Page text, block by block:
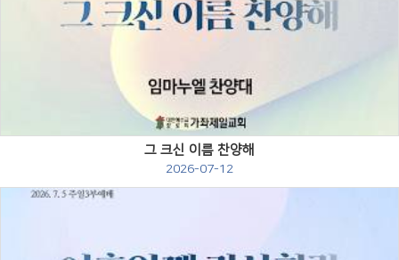
그 크신 이름 찬양해
2026-07-12